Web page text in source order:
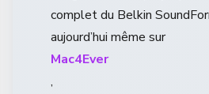
complet du Belkin
aujourd’hui même sur
Mac4Ever
,